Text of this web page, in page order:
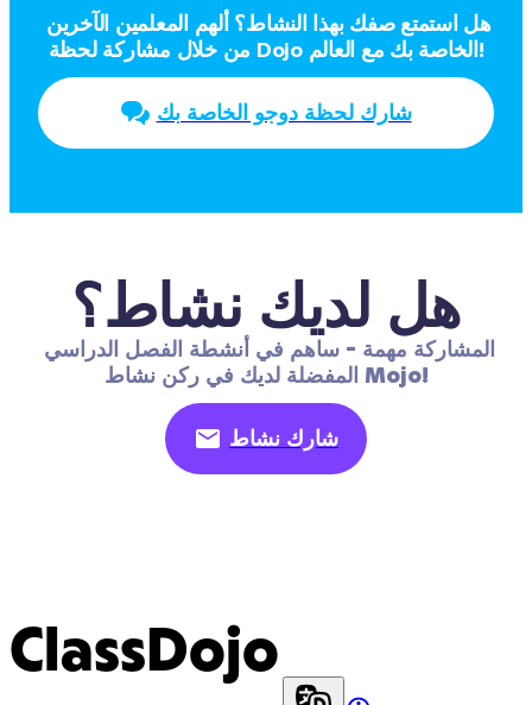
من خلال مشاركة لحظة Dojo الخاصة بك مع العالم!
شارك لحظة دوجو الخاصة بك
هل لديك نشاط؟
المفضلة لديك في ركن نشاط Mojo!
شارك نشاط
ClassDojo